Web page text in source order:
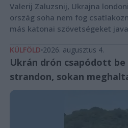
Valerij Zaluzsnij, Ukrajna
ország soha nem fog
más katonai szövetségeket
KÜLFÖLD 2026. augusztus 4.
Ukrán drón csapódott be
strandon, sokan